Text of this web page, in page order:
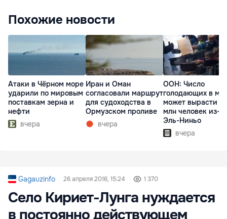
Похожие новости
Атаки в Чёрном море
ударили по мировым
поставкам зерна и
нефти
вчера
Иран и Оман
согласовали маршрут
для судоходства в
Ормузском проливе
вчера
ООН: Число
голодающих в
может вырасти
млн человек из-за
Эль-Ниньо
вчера
Gagauzinfo 26 апреля 2016, 15:24 1 370
Село Кириет-Лунга нуждается
в постоянно действующем